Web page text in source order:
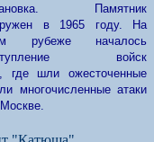
Памятник
в 1965 году. На
рубеже началось
войск
где шли ожесточенные
многочисленные атаки